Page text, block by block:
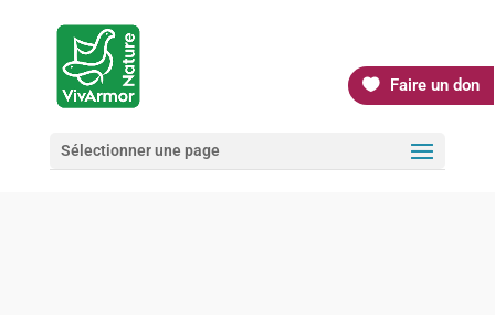
Faire un don
Sélectionner une page